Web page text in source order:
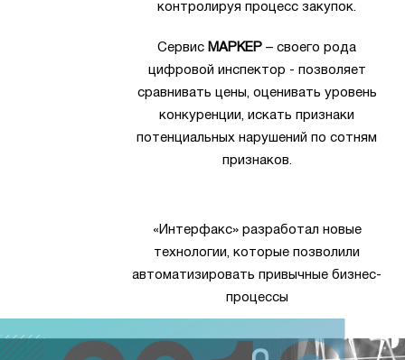
контролируя процесс закупок.
Сервис МАРКЕР – своего рода
цифровой инспектор - позволяет
сравнивать цены, оценивать уровень
конкуренции, искать признаки
потенциальных нарушений по сотням
признаков.
«Интерфакс» разработал новые
технологии, которые позволили
автоматизировать привычные бизнес-
процессы